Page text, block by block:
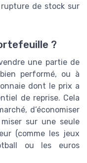
de stock sur
?
une partie de
performé, ou à
dont le prix a
de reprise. Cela
d’économiser
sur une seule
(comme les jeux
ou les euros